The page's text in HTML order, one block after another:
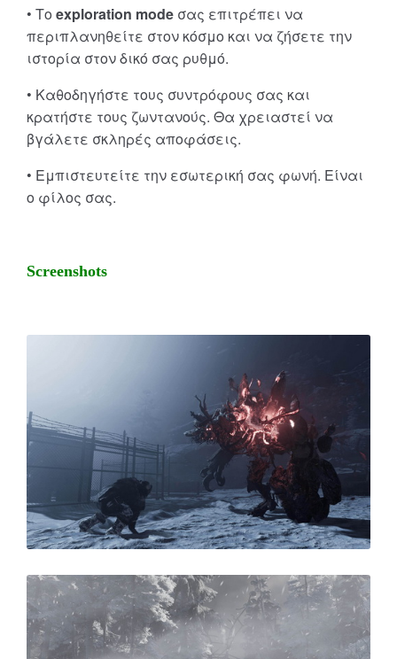
• Το exploration mode σας επιτρέπει να
περιπλανηθείτε στον κόσμο και να ζήσετε την
ιστορία στον δικό σας ρυθμό.
• Καθοδηγήστε τους συντρόφους σας και
κρατήστε τους ζωντανούς. Θα χρειαστεί να
βγάλετε σκληρές αποφάσεις.
• Εμπιστευτείτε την εσωτερική σας φωνή. Είναι
ο φίλος σας.
Screenshots